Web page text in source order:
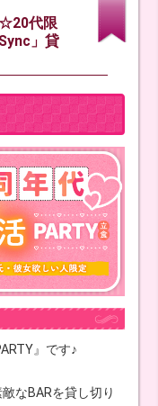
☆20代限
」貸
』です♪
なBARを貸し切り